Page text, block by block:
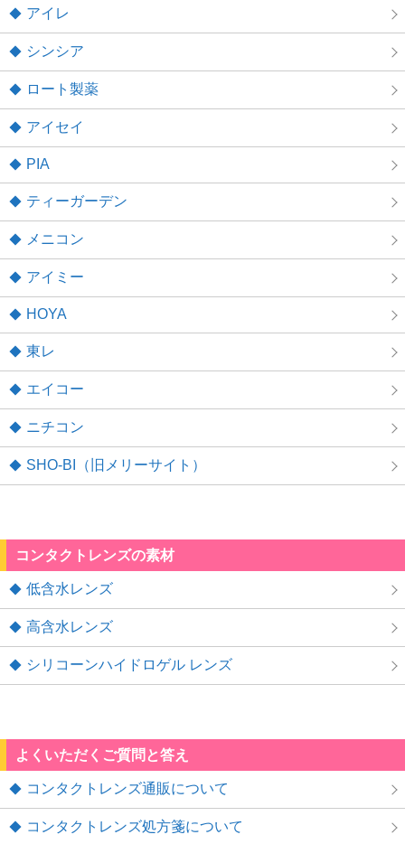
アイレ
シンシア
ロート製薬
アイセイ
PIA
ティーガーデン
メニコン
アイミー
HOYA
東レ
エイコー
ニチコン
SHO-BI（旧メリーサイト）
コンタクトレンズの素材
低含水レンズ
高含水レンズ
シリコーンハイドロゲル レンズ
よくいただくご質問と答え
コンタクトレンズ通販について
コンタクトレンズ処方箋について